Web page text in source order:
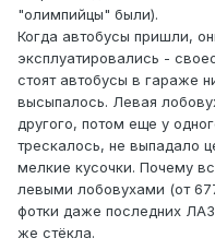
"олимпийцы" были).
Когда автобусы пришли,
эксплуатировались -
стоят автобусы в гараже
высыпалось. Левая
другого, потом еще у
трескалось, не выпадало
мелкие кусочки. Почему
левыми лобовухами (от
фотки даже последних
же стёкла.